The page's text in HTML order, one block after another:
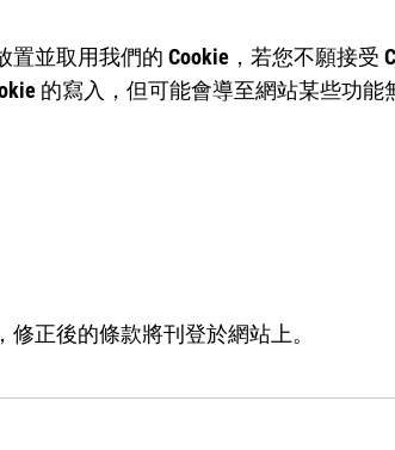
並取用我們的 Cookie，若您不願接受
的寫入，但可能會導至網站某些功能
正後的條款將刊登於網站上。